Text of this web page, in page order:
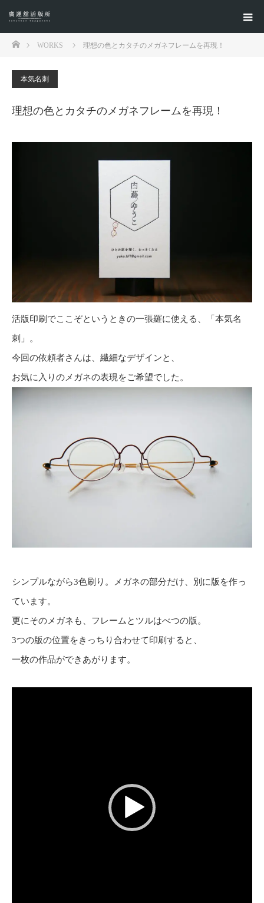
ホームWORKS 理想の色とカタチのメガネフレームを再現！
本気名刺
理想の色とカタチのメガネフレームを再現！
活版印刷でここぞというときの一張羅に使える、「本気名
刺」。
今回の依頼者さんは、繊細なデザインと、
お気に入りのメガネの表現をご希望でした。
シンプルながら3色刷り。メガネの部分だけ、別に版を作っ
ています。
更にそのメガネも、フレームとツルはべつの版。
3つの版の位置をきっちり合わせて印刷すると、
一枚の作品ができあがります。